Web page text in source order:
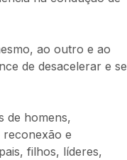
ao outro e ao
de desacelerar e se
de homens,
reconexão e
filhos, líderes,